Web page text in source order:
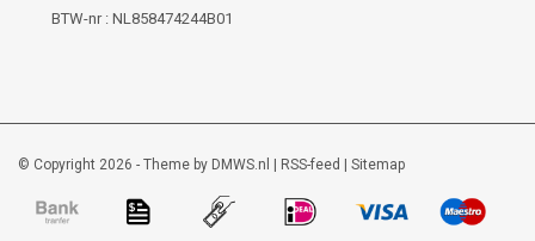
BTW-nr : NL858474244B01
© Copyright 2026 - Theme by DMWS.nl RSS-feed Sitemap